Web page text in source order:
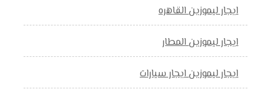
ايجار ليموزين القاهره
ايجار ليموزين المطار
ايجار ليموزين ايجار سيارات